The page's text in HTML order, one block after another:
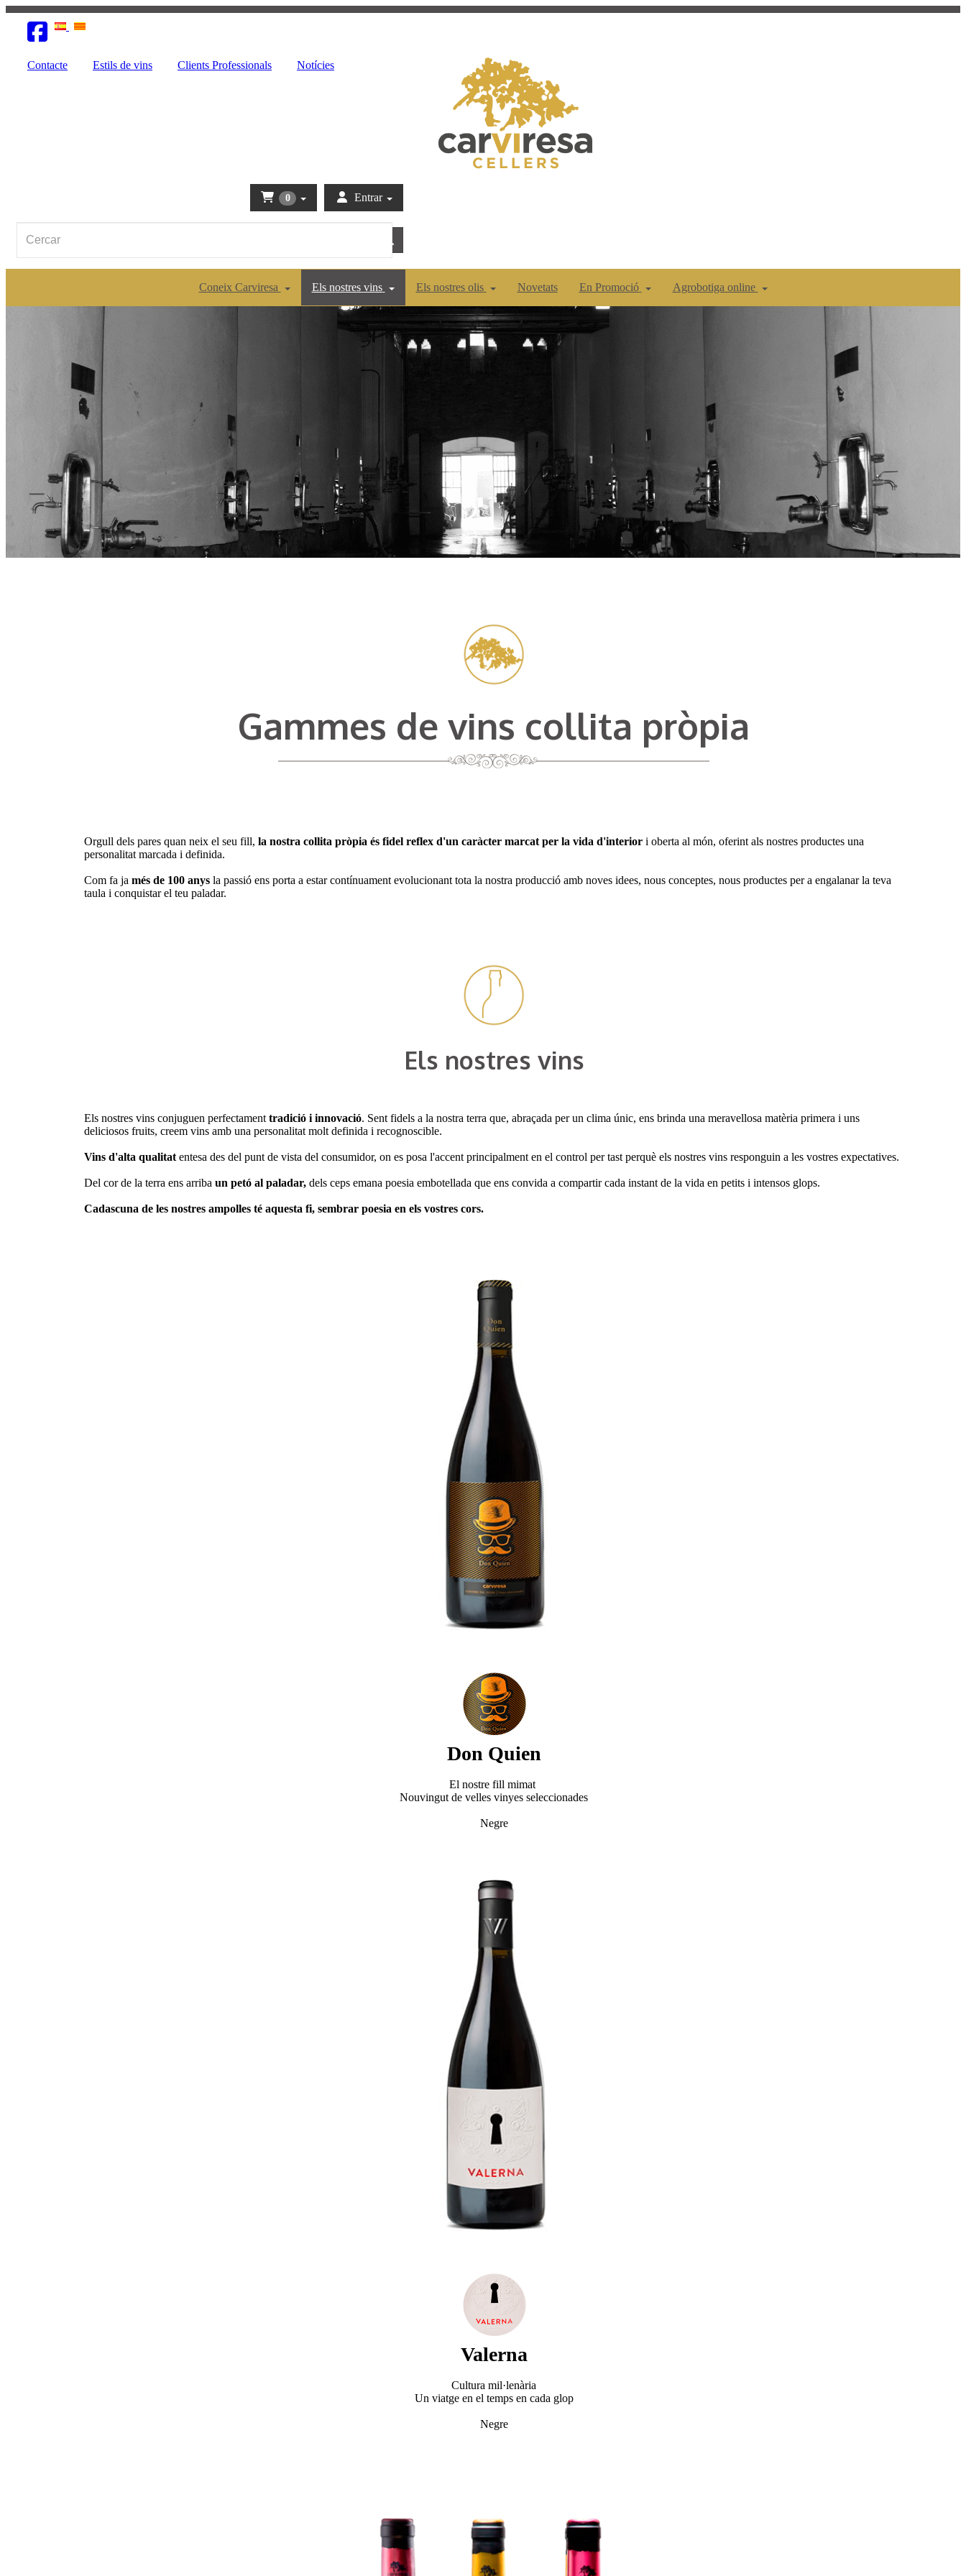
Contacte Estils de vins Clients Professionals Notícies
0 Entrar
Coneix Carviresa Els nostres vins Els nostres olis Novetats En Promoció Agrobotiga online
Gammes de vins collita pròpia
Orgull dels pares quan neix el seu fill, la nostra collita pròpia és fidel reflex d'un caràcter marcat per la vida d'interior i oberta al món, oferint als nostres productes una
personalitat marcada i definida.
Com fa ja més de 100 anys la passió ens porta a estar contínuament evolucionant tota la nostra producció amb noves idees, nous conceptes, nous productes per a engalanar la teva
taula i conquistar el teu paladar.
Els nostres vins
Els nostres vins conjuguen perfectament tradició i innovació. Sent fidels a la nostra terra que, abraçada per un clima únic, ens brinda una meravellosa matèria primera i uns
deliciosos fruits, creem vins amb una personalitat molt definida i recognoscible.
Vins d'alta qualitat entesa des del punt de vista del consumidor, on es posa l'accent principalment en el control per tast perquè els nostres vins responguin a les vostres expectatives.
Del cor de la terra ens arriba un petó al paladar, dels ceps emana poesia embotellada que ens convida a compartir cada instant de la vida en petits i intensos glops.
Cadascuna de les nostres ampolles té aquesta fi, sembrar poesia en els vostres cors.
Don Quien
El nostre fill mimat
Nouvingut de velles vinyes seleccionades
Negre
Valerna
Cultura mil·lenària
Un viatge en el temps en cada glop
Negre